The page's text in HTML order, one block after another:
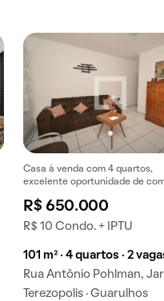
Casa à venda com 4 quartos,
excelente oportunidade de
R$ 650.000
R$ 10 Condo. + IPTU
101 m² · 4 quartos · 2
Rua Antônio Pohlman,
Terezopolis · Guarulhos